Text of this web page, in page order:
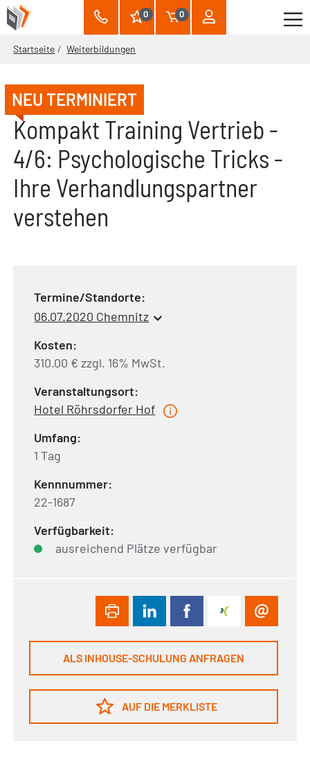
0 0
Startseite Weiterbildungen
NEU TERMINIERT
Kompakt Training Vertrieb -
4/6: Psychologische Tricks -
Ihre Verhandlungspartner
verstehen
Termine/Standorte:
06.07.2020 Chemnitz
Kosten:
310.00 € zzgl. 16% MwSt.
Veranstaltungsort:
Hotel Röhrsdorfer Hof
Umfang:
1 Tag
Kennnummer:
22-1687
Verfügbarkeit:
ausreichend Plätze verfügbar
ALS INHOUSE-SCHULUNG ANFRAGEN
AUF DIE MERKLISTE